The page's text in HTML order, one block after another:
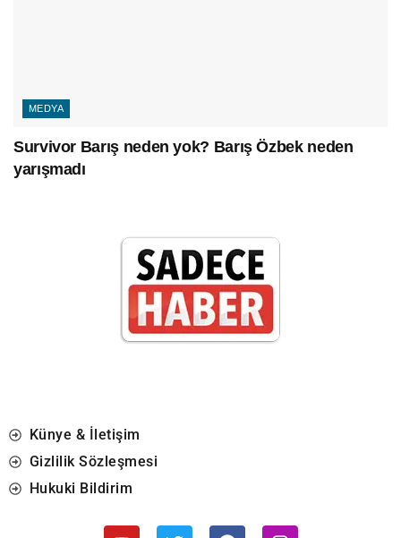
MEDYA
Survivor Barış neden yok? Barış Özbek neden
yarışmadı
Künye & İletişim
Gizlilik Sözleşmesi
Hukuki Bildirim